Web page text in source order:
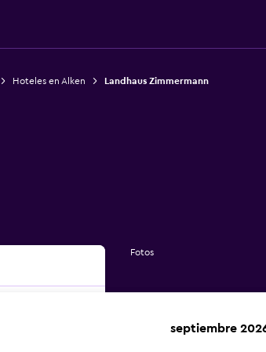
Hoteles en Alken Landhaus Zimmermann
Fotos
septiembre